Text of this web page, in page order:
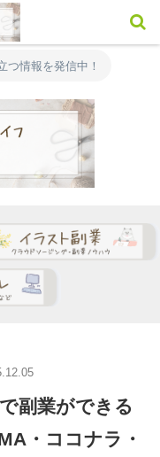
つ情報を発信中！
副業ができる
・ココナラ・